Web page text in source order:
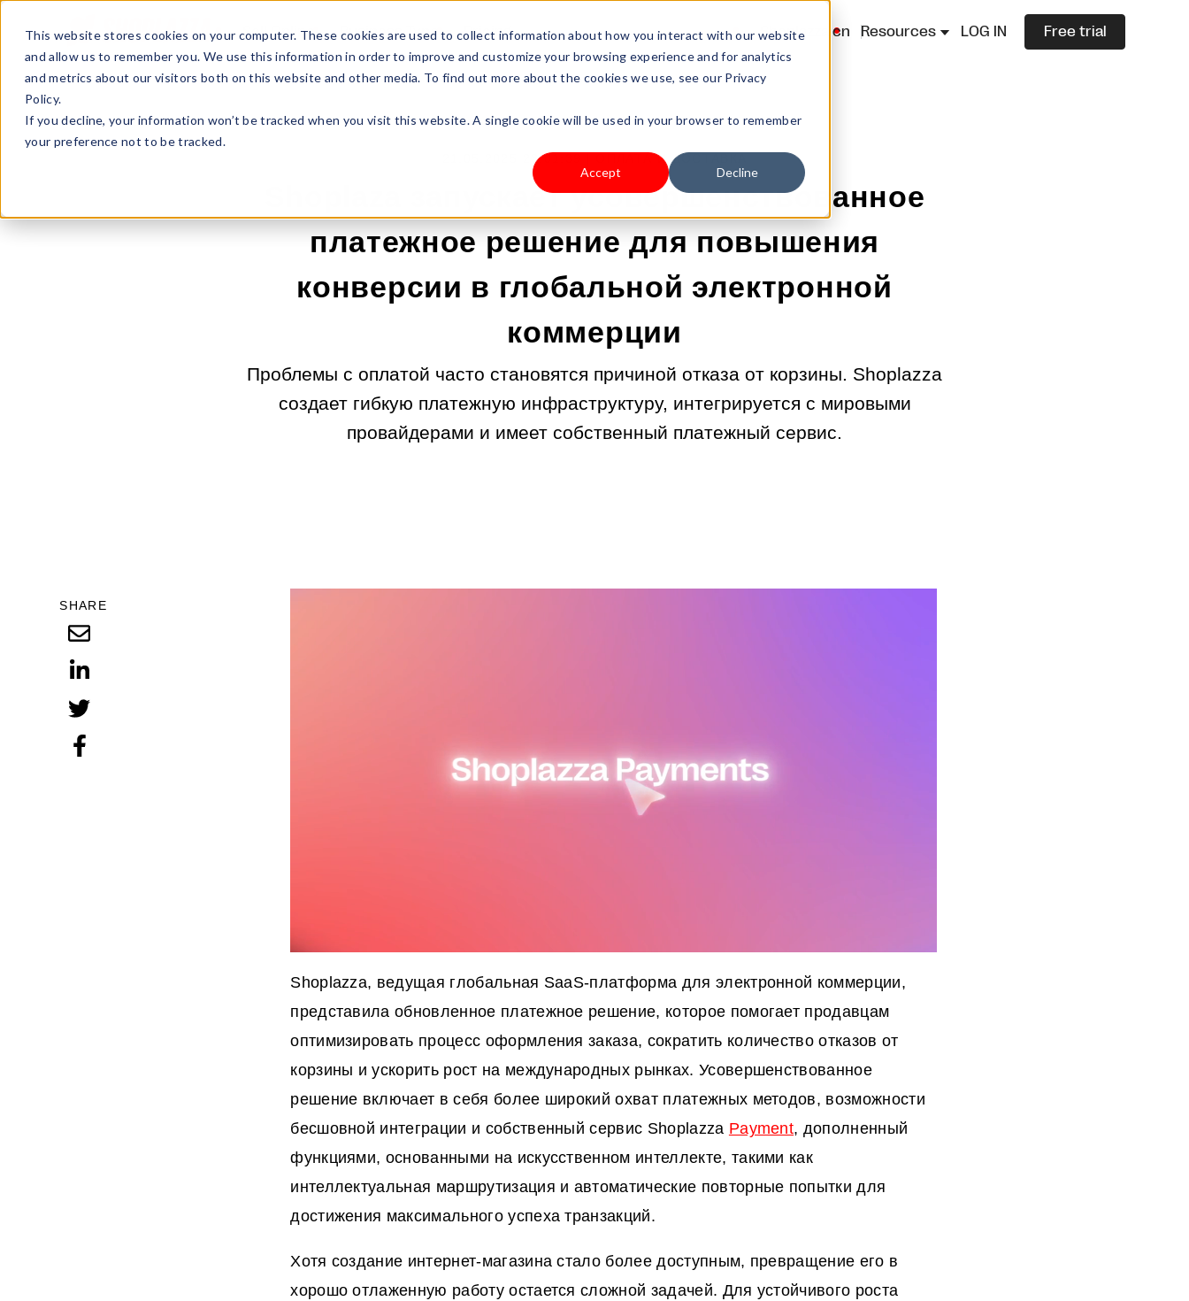
This website stores cookies on your computer. These cookies are used to collect information about how you interact with our website
and allow us to remember you. We use this information in order to improve and customize your browsing experience and for analytics
and metrics about our visitors both on this website and other media. To find out more about the cookies we use, see our Privacy
Policy.
If you decline, your information won’t be tracked when you visit this website. A single cookie will be used in your browser to remember
your preference not to be tracked.
Accept Decline
Sell Online Business Type Pricing Shoplazza.cn Resources LOG IN Free trial
21.05.2025 23:01:39 | ОПЛАТА И ДОСТАВКА
Shoplaza запускает усовершенствованное
платежное решение для повышения
конверсии в глобальной электронной
коммерции
Проблемы с оплатой часто становятся причиной отказа от корзины. Shoplazza
создает гибкую платежную инфраструктуру, интегрируется с мировыми
провайдерами и имеет собственный платежный сервис.
SHARE
Shoplazza, ведущая глобальная SaaS-платформа для электронной коммерции,
представила обновленное платежное решение, которое помогает продавцам
оптимизировать процесс оформления заказа, сократить количество отказов от
корзины и ускорить рост на международных рынках. Усовершенствованное
решение включает в себя более широкий охват платежных методов, возможности
бесшовной интеграции и собственный сервис Shoplazza Payment, дополненный
функциями, основанными на искусственном интеллекте, такими как
интеллектуальная маршрутизация и автоматические повторные попытки для
достижения максимального успеха транзакций.
Хотя создание интернет-магазина стало более доступным, превращение его в
хорошо отлаженную работу остается сложной задачей. Для устойчивого роста